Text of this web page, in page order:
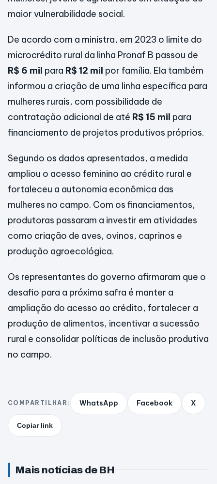
maior vulnerabilidade social.
De acordo com a ministra, em 2023 o limite do
microcrédito rural da linha Pronaf B passou de
R$ 6 mil para R$ 12 mil por família. Ela também
informou a criação de uma linha específica para
mulheres rurais, com possibilidade de
contratação adicional de até R$ 15 mil para
financiamento de projetos produtivos próprios.
Segundo os dados apresentados, a medida
ampliou o acesso feminino ao crédito rural e
fortaleceu a autonomia econômica das
mulheres no campo. Com os financiamentos,
produtoras passaram a investir em atividades
como criação de aves, ovinos, caprinos e
produção agroecológica.
Os representantes do governo afirmaram que o
desafio para a próxima safra é manter a
ampliação do acesso ao crédito, fortalecer a
produção de alimentos, incentivar a sucessão
rural e consolidar políticas de inclusão produtiva
no campo.
COMPARTILHAR: WhatsApp Facebook X
Copiar link
Mais notícias de BH